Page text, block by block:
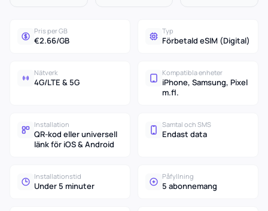
Pris per GB
€2.66/GB
Typ
Förbetald eSIM (Digital)
Nätverk
4G/LTE & 5G
Kompatibla enheter
iPhone, Samsung, Pixel
m.fl.
Installation
QR-kod eller universell
länk för iOS & Android
Samtal och SMS
Endast data
Installationstid
Under 5 minuter
Påfyllning
5 abonnemang